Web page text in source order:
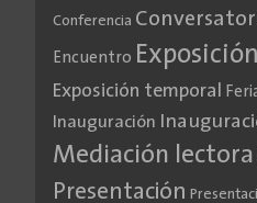
Conferencia
Encuentro Exposición
Exposición temporal
Inauguración
Mediación lectora
Presentación